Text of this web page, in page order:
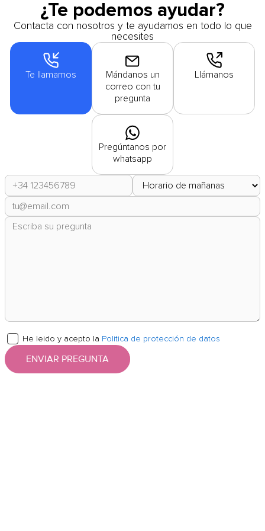
¿Te podemos ayudar?
Contacta con nosotros y te ayudamos en todo lo que
necesites
Te llamamos
Mándanos un
correo con tu
pregunta
Llámanos
Pregúntanos por
whatsapp
He leido y acepto la Politica de protección de datos
ENVIAR PREGUNTA